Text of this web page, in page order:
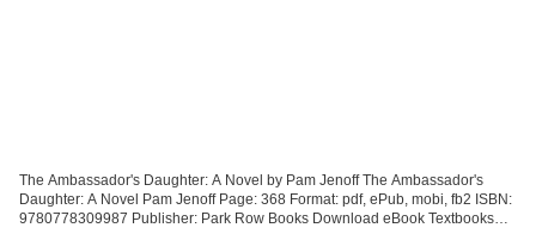
The Ambassador's Daughter: A Novel by Pam Jenoff The Ambassador's
Daughter: A Novel Pam Jenoff Page: 368 Format: pdf, ePub, mobi, fb2 ISBN:
9780778309987 Publisher: Park Row Books Download eBook Textbooks